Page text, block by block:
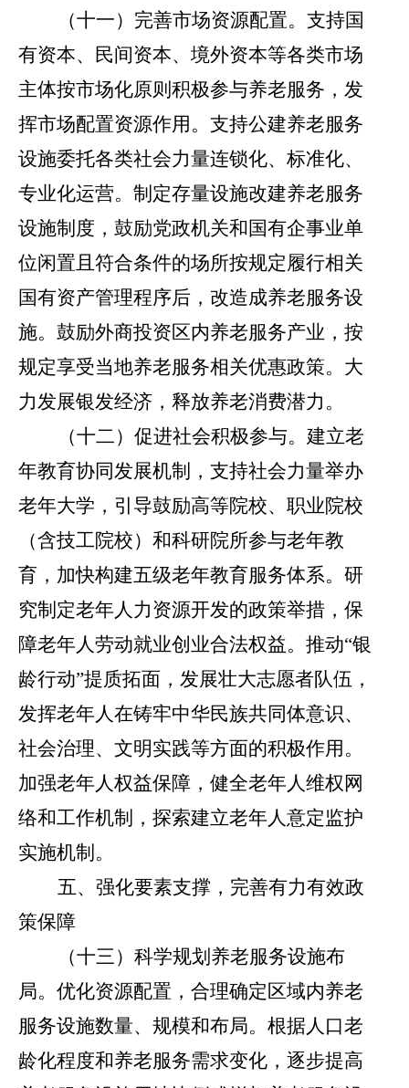
（十一）完善市场资源配置。 支持国
有资本、民间资本、境外资本等各类市场
主体按市场化原则积极参与养老服务，发
挥市场配置资源作用。支持公建养老服务
设施委托各类社会力量连锁化、标准化、
专业化运营。制定存量设施改建养老服务
设施制度，鼓励党政机关和国有企事业单
位闲置且符合条件的场所按规定履行相关
国有资产管理程序后，改造成养老服务设
施。鼓励外商投资区内养老服务产业，按
规定享受当地养老服务相关优惠政策。大
力发展银发经济，释放养老消费潜力。
（十二）促进社会积极参与。 建立老
年教育协同发展机制，支持社会力量举办
老年大学，引导鼓励高等院校、职业院校
（含技工院校）和科研院所参与老年教
育，加快构建五级老年教育服务体系。研
究制定老年人力资源开发的政策举措，保
障老年人劳动就业创业合法权益。推动“银
龄行动”提质拓面，发展壮大志愿者队伍，
发挥老年人在铸牢中华民族共同体意识、
社会治理、文明实践等方面的积极作用。
加强老年人权益保障，健全老年人维权网
络和工作机制，探索建立老年人意定监护
实施机制。
五、强化要素支撑，完善有力有效政
策保障
（十三）科学规划养老服务设施布
局。 优化资源配置，合理确定区域内养老
服务设施数量、规模和布局。根据人口老
龄化程度和养老服务需求变化，逐步提高